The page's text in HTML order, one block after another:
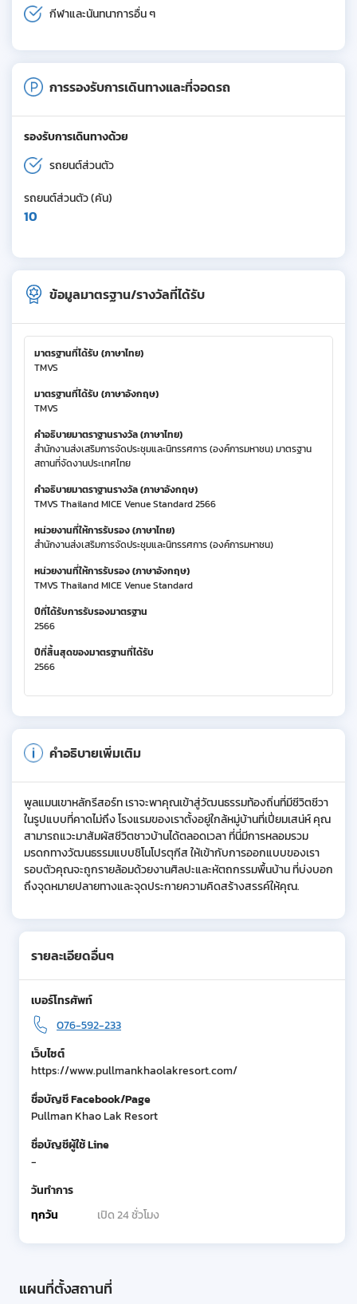
กีฬาและนันทนาการอื่น ๆ
การรองรับการเดินทางและที่จอดรถ
รองรับการเดินทางด้วย
รถยนต์ส่วนตัว
รถยนต์ส่วนตัว (คัน)
10
ข้อมูลมาตรฐาน/รางวัลที่ได้รับ
มาตรฐานที่ได้รับ (ภาษาไทย)
TMVS
มาตรฐานที่ได้รับ (ภาษาอังกฤษ)
TMVS
คำอธิบายมาตราฐานรางวัล (ภาษาไทย)
สำนักงานส่งเสริมการจัดประชุมและนิทรรศการ (องค์การมหาชน) มาตรฐาน
สถานที่จัดงานประเทศไทย
คำอธิบายมาตราฐานรางวัล (ภาษาอังกฤษ)
TMVS Thailand MICE Venue Standard 2566
หน่วยงานที่ให้การรับรอง (ภาษาไทย)
สำนักงานส่งเสริมการจัดประชุมและนิทรรศการ (องค์การมหาชน)
หน่วยงานที่ให้การรับรอง (ภาษาอังกฤษ)
TMVS Thailand MICE Venue Standard
ปีที่ได้รับการรับรองมาตรฐาน
2566
ปีที่สิ้นสุดของมาตรฐานที่ได้รับ
2566
คำอธิบายเพิ่มเติม
พูลแมนเขาหลักรีสอร์ท เราจะพาคุณเข้าสู่วัฒนธรรมท้องถิ่นที่มีชีวิตชีวา
ในรูปแบบที่คาดไม่ถึง โรงแรมของเราตั้งอยู่ใกล้หมู่บ้านที่เปี่ยมเสน่ห์ คุณ
สามารถแวะมาสัมผัสชีวิตชาวบ้านได้ตลอดเวลา ที่นี่มีการหลอมรวม
มรดกทางวัฒนธรรมแบบชิโนโปรตุกีส ให้เข้ากับการออกแบบของเรา
รอบตัวคุณจะถูกรายล้อมด้วยงานศิลปะและหัตถกรรมพื้นบ้าน ที่บ่งบอก
ถึงจุดหมายปลายทางและจุดประกายความคิดสร้างสรรค์ให้คุณ.
รายละเอียดอื่นๆ
เบอร์โทรศัพท์
076-592-233
เว็บไซต์
https://www.pullmankhaolakresort.com/
ชื่อบัญชี Facebook/Page
Pullman Khao Lak Resort
ชื่อบัญชีผู้ใช้ Line
-
วันทำการ
ทุกวัน
เปิด 24 ชั่วโมง
แผนที่ตั้งสถานที่